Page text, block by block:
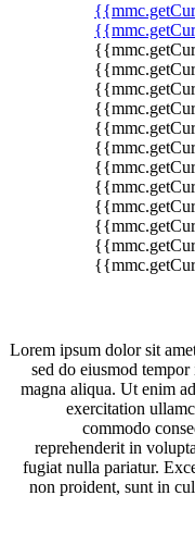
Lorem ipsum dolor sit
sed do eiusmod
magna aliqua. Ut enim
exercitation
commodo
reprehenderit in
fugiat nulla pariatur.
non proident, sunt in